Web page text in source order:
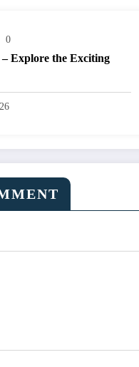
0
– Explore the Exciting